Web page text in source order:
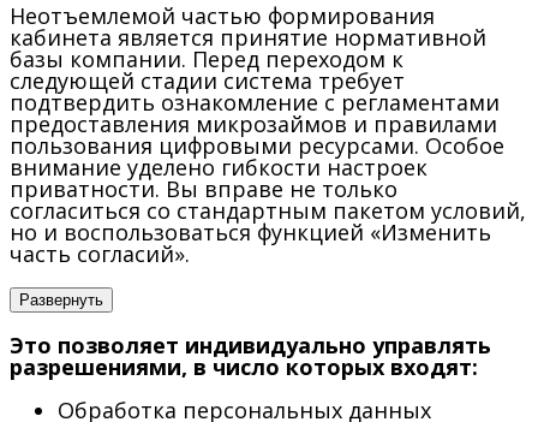
Неотъемлемой частью формирования
кабинета является принятие нормативной
базы компании. Перед переходом к
следующей стадии система требует
подтвердить ознакомление с регламентами
предоставления микрозаймов и правилами
пользования цифровыми ресурсами. Особое
внимание уделено гибкости настроек
приватности. Вы вправе не только
согласиться со стандартным пакетом условий,
но и воспользоваться функцией «Изменить
часть согласий».
Развернуть
Это позволяет индивидуально управлять
разрешениями, в число которых входят:
Обработка персональных данных